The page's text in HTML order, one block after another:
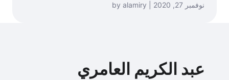
نوفمبر 27, 2020 | by alamiry
عبد الكريم العامري